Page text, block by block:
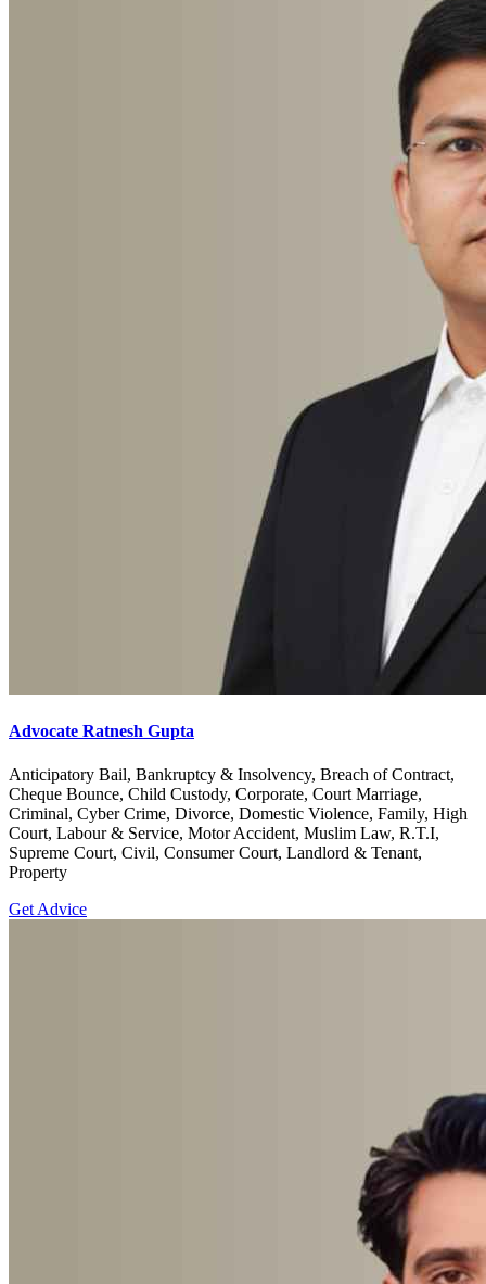
Advocate Ratnesh Gupta
Anticipatory Bail, Bankruptcy & Insolvency, Breach of Contract,
Cheque Bounce, Child Custody, Corporate, Court Marriage,
Criminal, Cyber Crime, Divorce, Domestic Violence, Family, High
Court, Labour & Service, Motor Accident, Muslim Law, R.T.I,
Supreme Court, Civil, Consumer Court, Landlord & Tenant,
Property
Get Advice